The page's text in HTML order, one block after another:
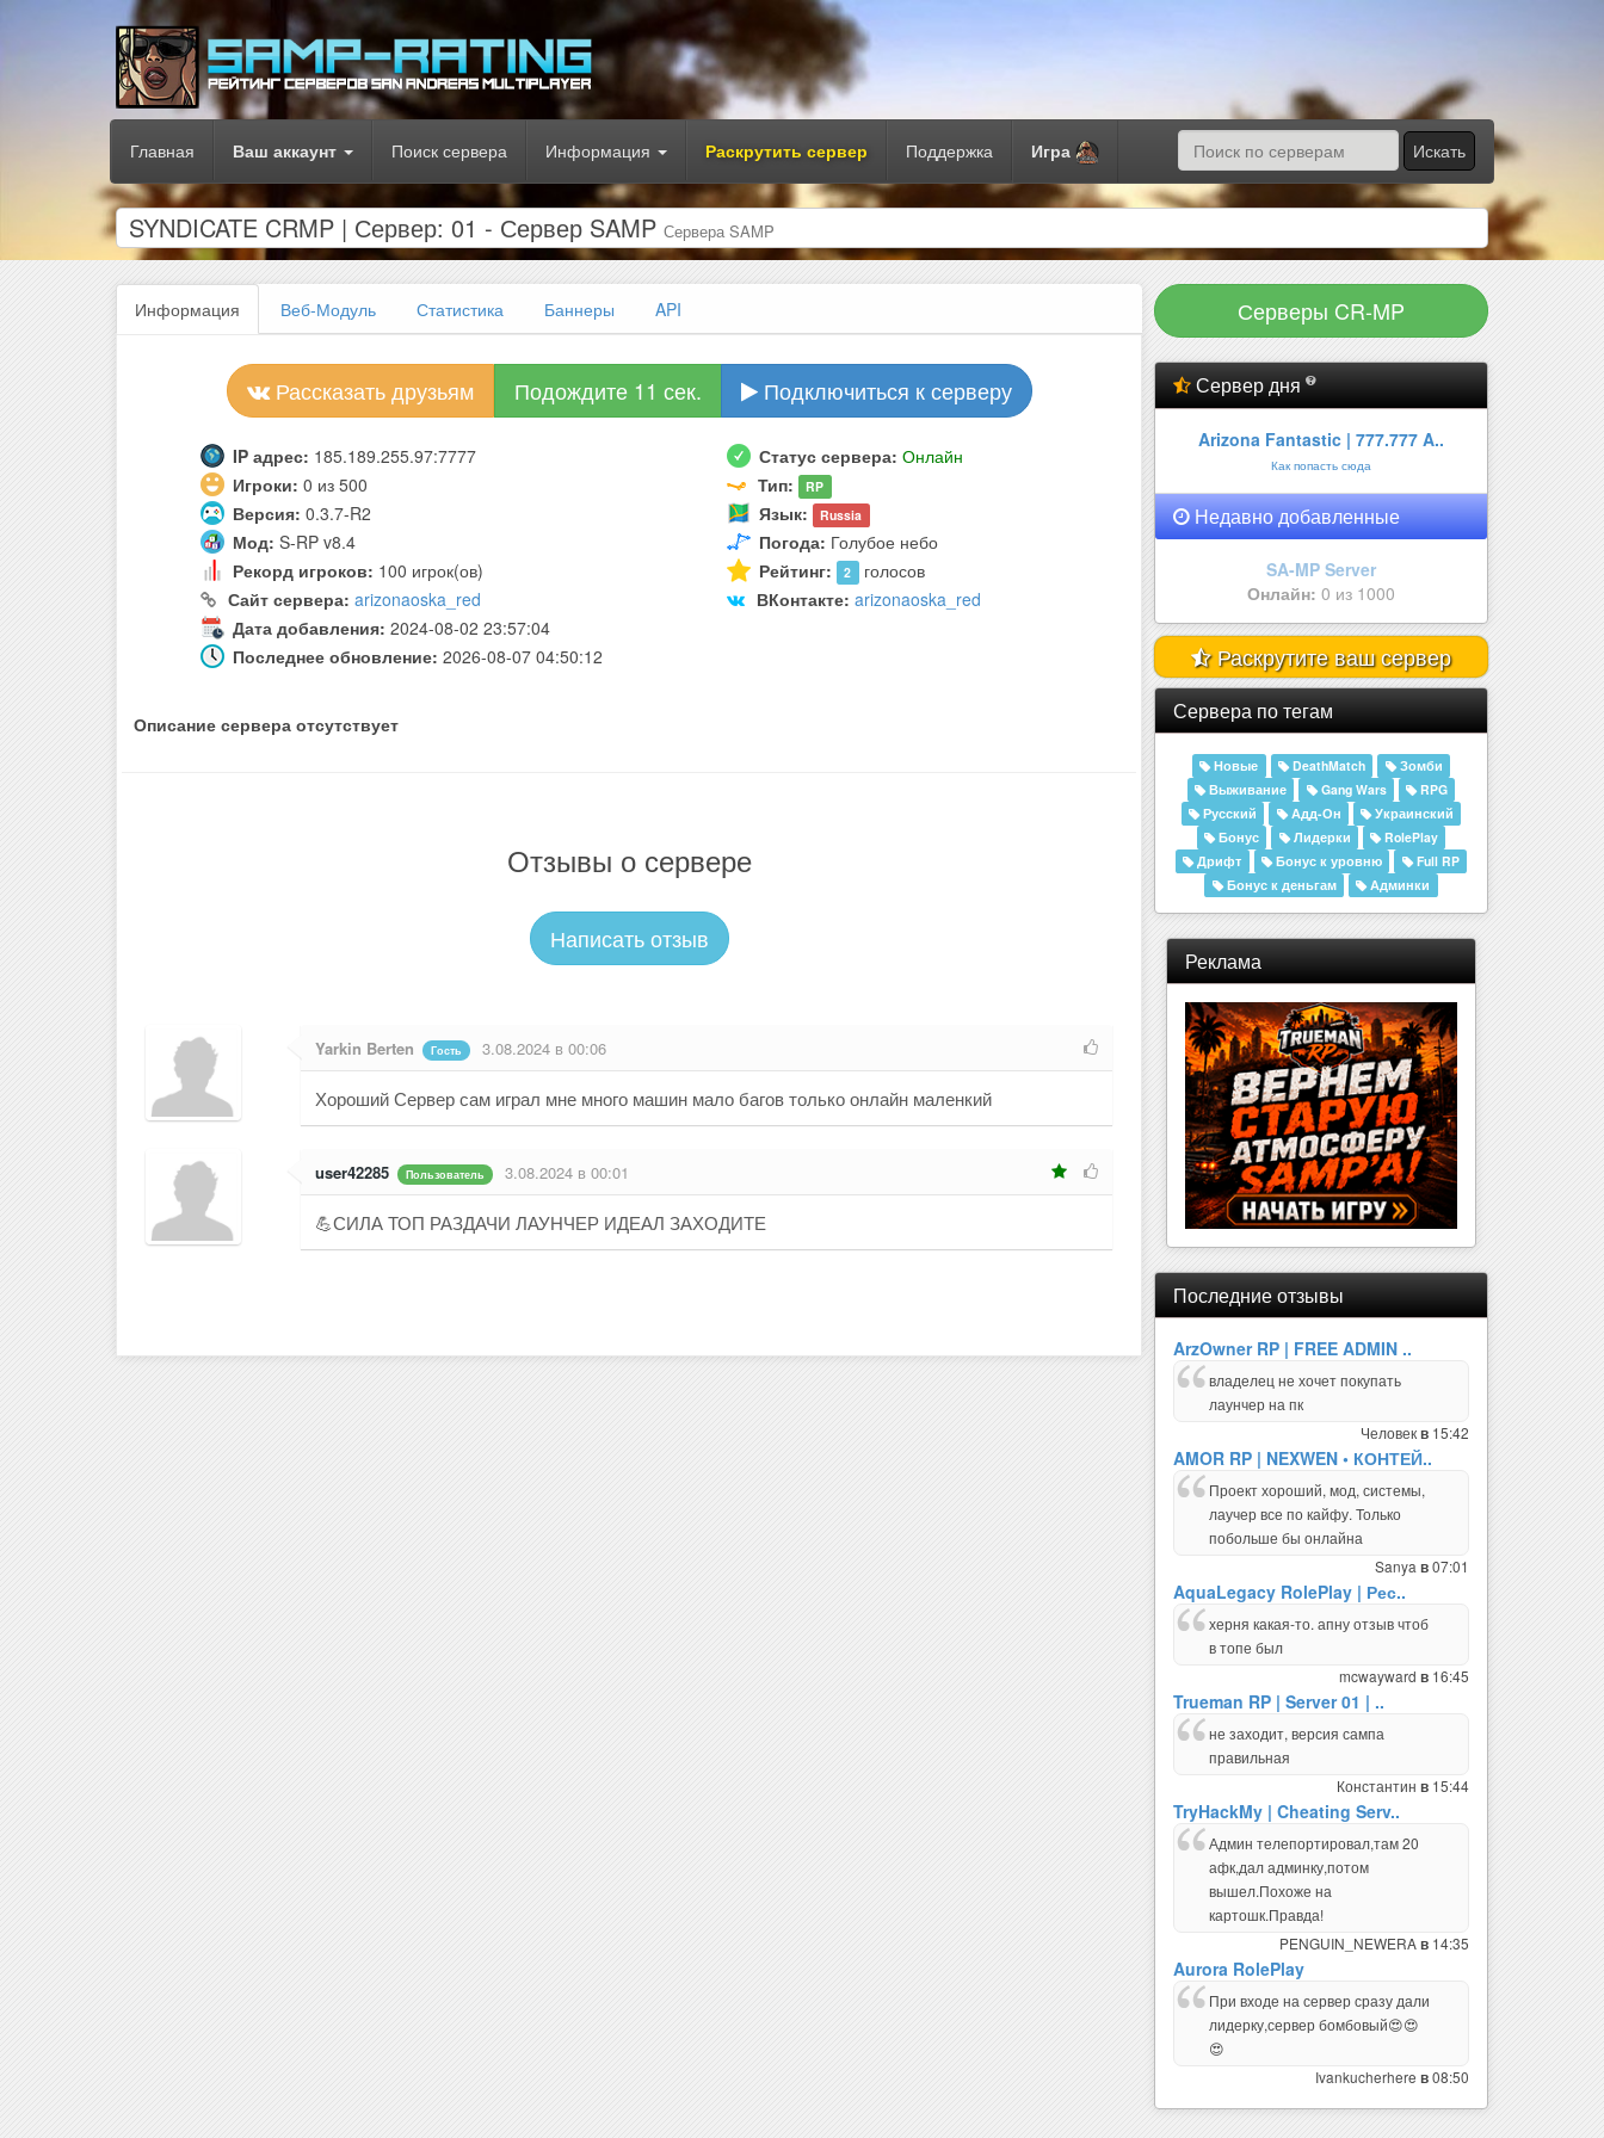
Главная Ваш аккаунт Поиск сервера Информация Раскрутить сервер Поддержка Игра Искать
SYNDICATE CRMP | Сервер: 01 - Сервер SAMP Сервера SAMP
Информация Веб-Модуль Статистика Баннеры API
Рассказать друзьям Подождите 10 сек. Подключиться к серверу
IP адрес: 185.189.255.97:7777 Статус сервера: Онлайн
Игроки: 0 из 500 Тип: RP
Версия: 0.3.7-R2 Язык: Russia
Мод: S-RP v8.4 Погода: Голубое небо
Рекорд игроков: 100 игрок(ов) Рейтинг: 2 голосов
Сайт сервера: arizonaoska_red ВКонтакте: arizonaoska_red
Дата добавления: 2024-08-02 23:57:04
Последнее обновление: 2026-08-07 04:50:12
Описание сервера отсутствует
Отзывы о сервере
Написать отзыв
Yarkin Berten Гость 3.08.2024 в 00:06
Хороший Сервер сам играл мне много машин мало багов только онлайн маленкий
user42285 Пользователь 3.08.2024 в 00:01
💪СИЛА ТОП РАЗДАЧИ ЛАУНЧЕР ИДЕАЛ ЗАХОДИТЕ
Серверы CR-MP
Сервер дня
Arizona Fantastic | 777.777 A..
Как попасть сюда
Недавно добавленные
Amelor Sakura | 25.000.000 | Р..
Онлайн: 0 из 555
Раскрутите ваш сервер
Сервера по тегам
Новые DeathMatch
Зомби
Выживание
Gang Wars
RPG
Русский
Адд-Он
Украинский
Бонус
Лидерки
RolePlay
Дрифт
Бонус к уровню
Full RP
Бонус к деньгам
Админки
Реклама
Последние отзывы
ArzOwner RP | FREE ADMIN ..
владелец не хочет покупать
лаунчер на пк
Человекв 15:42
AMOR RP | NEXWEN • КОНТЕЙ..
Проект хороший, мод, системы,
лаучер все по кайфу. Только
побольше бы онлайна
Sanya в07:01
AquaLegacy RolePlay | Рес..
херня какая-то. апну отзыв чтоб
в топе был
mcwayward в 16:45
Trueman RP | Server 01 | ..
не заходит, версия сампа
правильная
Константин в 15:44
TryHackMy | Cheating Serv..
Админ телепортировал,там 20
афк,дал админку,потом
вышел.Похоже на
картошк.Правда!
PENGUIN_NEWERAв 14:35
Aurora RolePlay
При входе на сервер сразу дали
лидерку,сервер бомбовый😍😍
😍
Ivankucherhere в08:50